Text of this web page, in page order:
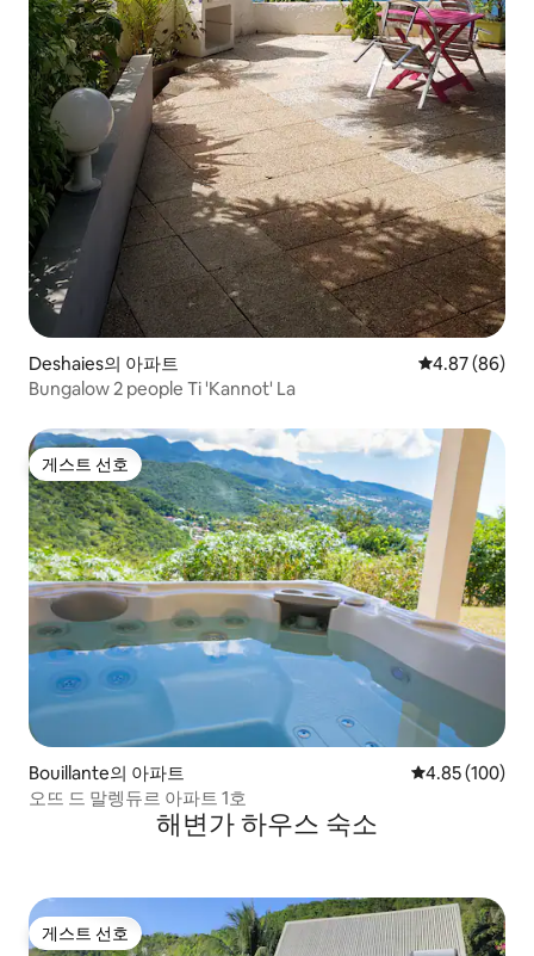
Deshaies의 아파트 평점 4.87점(5
4.87 (86)
Bungalow 2 people Ti 'Kannot' La
게스트 선호
게스트 선호
Bouillante의 아파트 평점 4.85점(5
4.85 (100)
오뜨 드 말렝듀르 아파트 1호
해변가 하우스 숙소
게스트 선호
게스트 선호